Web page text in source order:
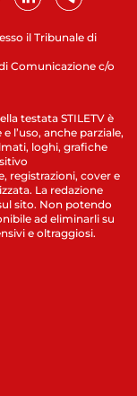
il Tribunale di
Comunicazione c/o
testata STILETV è
l’uso, anche parziale,
loghi, grafiche
registrazioni, cover e
La redazione
sito. Non potendo
ad eliminarli su
e oltraggiosi.